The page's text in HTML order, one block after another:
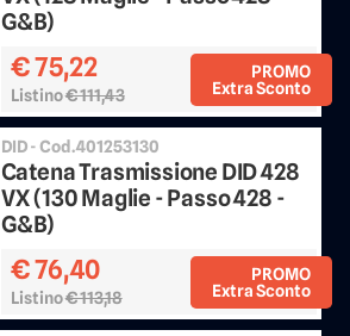
G&B)
PROMO
Extra Sconto
€ 75,22
Listino€ 111,43 Sconto 25%
DID - Cod.401253130
Catena Trasmissione DID 428
VX (130 Maglie - Passo 428 -
G&B)
PROMO
Extra Sconto
€ 76,40
Listino€ 113,18 Sconto 25%